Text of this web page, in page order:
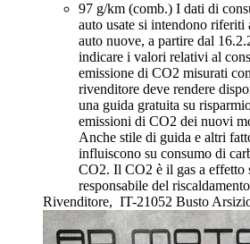
97 g/km (comb.) I dati di
auto usate si intendono
auto nuove, a partire dal
indicare i valori relativi al
emissione di CO2 misurati
rivenditore deve rendere
una guida gratuita su
emissioni di CO2 dei nuovi
Anche stile di guida e altri
influiscono su consumo di
CO2. Il CO2 è il gas a effetto
responsabile del
Rivenditore, IT-21052 Busto